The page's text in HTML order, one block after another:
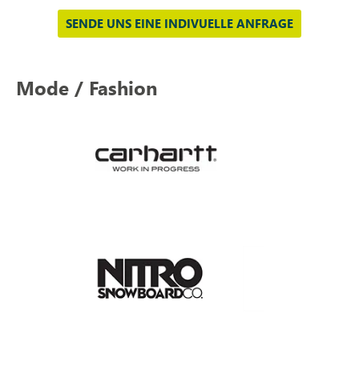
SENDE UNS EINE INDIVUELLE ANFRAGE
Mode / Fashion